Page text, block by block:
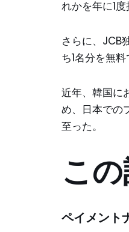
れかを年に1度
さらに、JCB
ち1名分を無
近年、韓国に
め、日本での
至った。
こ
ペイメント